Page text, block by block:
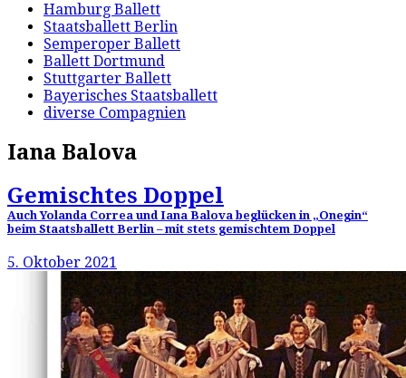
Hamburg Ballett
Staatsballett Berlin
Semperoper Ballett
Ballett Dortmund
Stuttgarter Ballett
Bayerisches Staatsballett
diverse Compagnien
Iana Balova
Gemischtes Doppel
Auch Yolanda Correa und Iana Balova beglücken in „Onegin“
beim Staatsballett Berlin – mit stets gemischtem Doppel
5. Oktober 2021